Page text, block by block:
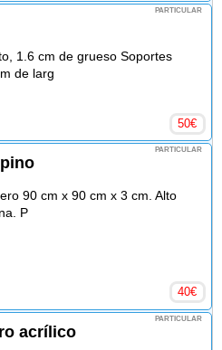
PARTICULAR
1.6 cm de grueso Soportes
de larg
50€
PARTICULAR
90 cm x 90 cm x 3 cm. Alto
P
40€
PARTICULAR
acrílico